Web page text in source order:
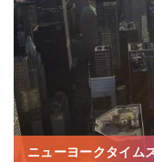
ニューヨークタイム